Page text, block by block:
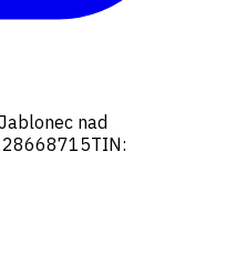
nad
28668715TIN: